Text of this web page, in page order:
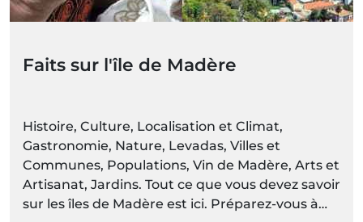
Faits sur l'île de Madère
Histoire, Culture, Localisation et Climat,
Gastronomie, Nature, Levadas, Villes et
Communes, Populations, Vin de Madère, Arts et
Artisanat, Jardins. Tout ce que vous devez savoir
sur les îles de Madère est ici. Préparez-vous à